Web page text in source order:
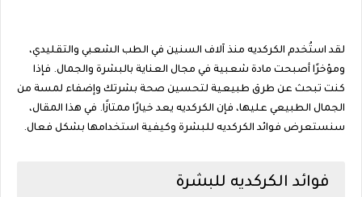
لقد استُخدم الكركديه منذ آلاف السنين في الطب الشعبي والتقليدي،
ومؤخرًا أصبحت مادة شعبية في مجال العناية بالبشرة والجمال. فإذا
كنت تبحث عن طرق طبيعية لتحسين صحة بشرتك وإضفاء لمسة من
الجمال الطبيعي عليها، فإن الكركديه يعد خيارًا ممتازًا. في هذا المقال،
سنستعرض فوائد الكركديه للبشرة وكيفية استخدامها بشكل فعال.
فوائد الكركديه للبشرة